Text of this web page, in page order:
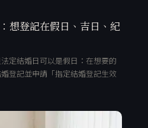
想登記在假日、吉日、紀
定結婚日可以是假日：在想要的
登記並申請「指定結婚登記生效